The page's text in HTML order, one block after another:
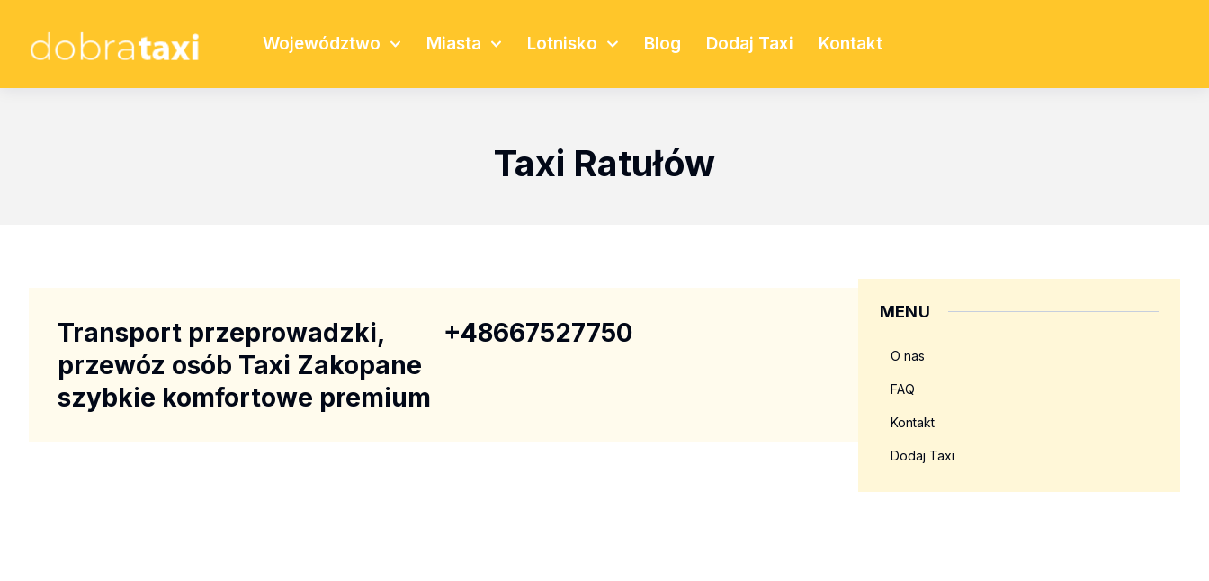
Województwo Miasta Lotnisko Blog Dodaj Taxi Kontakt
Taxi Ratułów
Transport przeprowadzki,
przewóz osób Taxi Zakopane
szybkie komfortowe premium
+48667527750
MENU
O nas
FAQ
Kontakt
Dodaj Taxi